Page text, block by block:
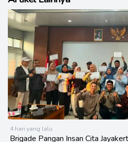
4 hari yang lalu
Brigade Pangan Insan Cita